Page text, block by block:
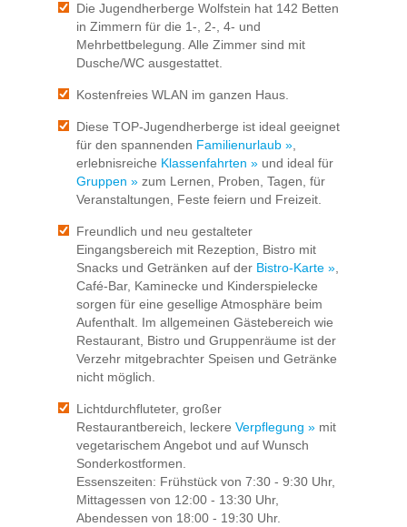
Die Jugendherberge Wolfstein hat 142 Betten
in Zimmern für die 1-, 2-, 4- und
Mehrbettbelegung. Alle Zimmer sind mit
Dusche/WC ausgestattet.
Kostenfreies WLAN im ganzen Haus.
Diese TOP-Jugendherberge ist ideal geeignet
für den spannenden Familienurlaub »,
erlebnisreiche Klassenfahrten » und ideal für
Gruppen » zum Lernen, Proben, Tagen, für
Veranstaltungen, Feste feiern und Freizeit.
Freundlich und neu gestalteter
Eingangsbereich mit Rezeption, Bistro mit
Snacks und Getränken auf der Bistro-Karte »,
Café-Bar, Kaminecke und Kinderspielecke
sorgen für eine gesellige Atmosphäre beim
Aufenthalt. Im allgemeinen Gästebereich wie
Restaurant, Bistro und Gruppenräume ist der
Verzehr mitgebrachter Speisen und Getränke
nicht möglich.
Lichtdurchfluteter, großer
Restaurantbereich, leckere Verpflegung » mit
vegetarischem Angebot und auf Wunsch
Sonderkostformen.
Essenszeiten: Frühstück von 7:30 - 9:30 Uhr,
Mittagessen von 12:00 - 13:30 Uhr,
Abendessen von 18:00 - 19:30 Uhr.